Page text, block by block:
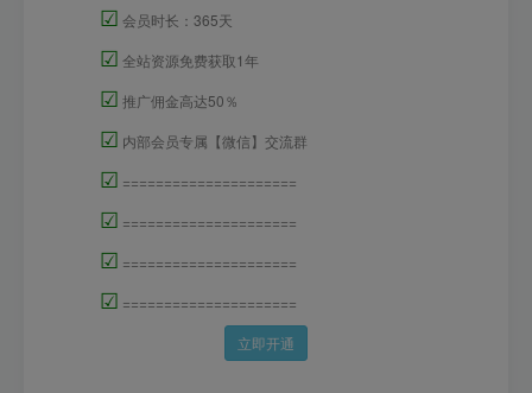
☑ 会员时长：365天
☑ 全站资源免费获取1年
☑ 推广佣金高达50％
☑ 内部会员专属【微信】交流群
☑ =====================
☑ =====================
☑ =====================
☑ =====================
立即开通